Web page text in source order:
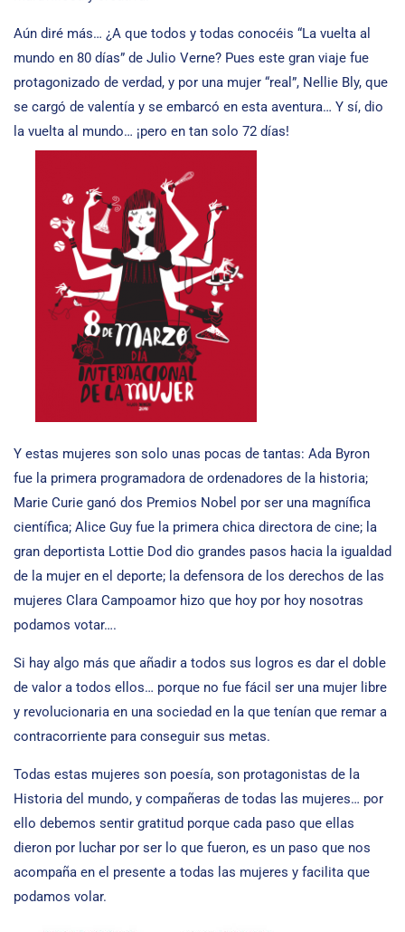
Aún diré más… ¿A que todos y todas conocéis “La vuelta al
mundo en 80 días” de Julio Verne? Pues este gran viaje fue
protagonizado de verdad, y por una mujer “real”, Nellie Bly, que
se cargó de valentía y se embarcó en esta aventura… Y sí, dio
la vuelta al mundo… ¡pero en tan solo 72 días!
Y estas mujeres son solo unas pocas de tantas: Ada Byron
fue la primera programadora de ordenadores de la historia;
Marie Curie ganó dos Premios Nobel por ser una magnífica
científica; Alice Guy fue la primera chica directora de cine; la
gran deportista Lottie Dod dio grandes pasos hacia la igualdad
de la mujer en el deporte; la defensora de los derechos de las
mujeres Clara Campoamor hizo que hoy por hoy nosotras
podamos votar….
Si hay algo más que añadir a todos sus logros es dar el doble
de valor a todos ellos… porque no fue fácil ser una mujer libre
y revolucionaria en una sociedad en la que tenían que remar a
contracorriente para conseguir sus metas.
Todas estas mujeres son poesía, son protagonistas de la
Historia del mundo, y compañeras de todas las mujeres… por
ello debemos sentir gratitud porque cada paso que ellas
dieron por luchar por ser lo que fueron, es un paso que nos
acompaña en el presente a todas las mujeres y facilita que
podamos volar.